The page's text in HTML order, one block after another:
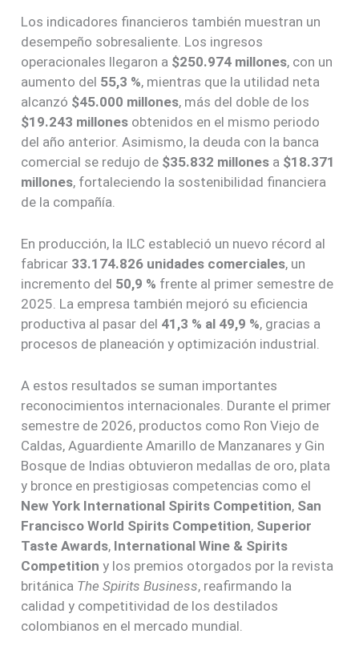
Los indicadores financieros también muestran un
desempeño sobresaliente. Los ingresos
operacionales llegaron a $250.974 millones, con un
aumento del 55,3 %, mientras que la utilidad neta
alcanzó $45.000 millones, más del doble de los
$19.243 millones obtenidos en el mismo periodo
del año anterior. Asimismo, la deuda con la banca
comercial se redujo de $35.832 millones a $18.371
millones, fortaleciendo la sostenibilidad financiera
de la compañía.
En producción, la ILC estableció un nuevo récord al
fabricar 33.174.826 unidades comerciales, un
incremento del 50,9 % frente al primer semestre de
2025. La empresa también mejoró su eficiencia
productiva al pasar del 41,3 % al 49,9 %, gracias a
procesos de planeación y optimización industrial.
A estos resultados se suman importantes
reconocimientos internacionales. Durante el primer
semestre de 2026, productos como Ron Viejo de
Caldas, Aguardiente Amarillo de Manzanares y Gin
Bosque de Indias obtuvieron medallas de oro, plata
y bronce en prestigiosas competencias como el
New York International Spirits Competition, San
Francisco World Spirits Competition, Superior
Taste Awards, International Wine & Spirits
Competition y los premios otorgados por la revista
británica The Spirits Business, reafirmando la
calidad y competitividad de los destilados
colombianos en el mercado mundial.